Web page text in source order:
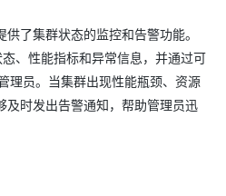
了集群状态的监控和告警功能。
、性能指标和异常信息，并通过可
理员。当集群出现性能瓶颈、资源
及时发出告警通知，帮助管理员迅